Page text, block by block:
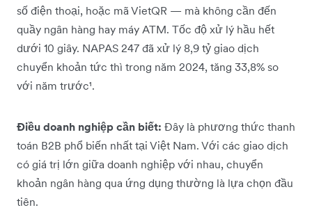
số điện thoại, hoặc mã VietQR — mà không cần đến
quầy ngân hàng hay máy ATM. Tốc độ xử lý hầu hết
dưới 10 giây. NAPAS 247 đã xử lý 8,9 tỷ giao dịch
chuyển khoản tức thì trong năm 2024, tăng 33,8% so
với năm trước¹.
Điều doanh nghiệp cần biết: Đây là phương thức thanh
toán B2B phổ biến nhất tại Việt Nam. Với các giao dịch
có giá trị lớn giữa doanh nghiệp với nhau, chuyển
khoản ngân hàng qua ứng dụng thường là lựa chọn đầu
tiên.